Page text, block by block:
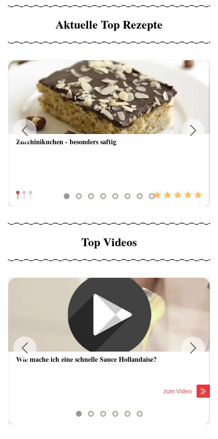
Aktuelle Top Rezepte
Zucchinikuchen - besonders saftig
Previous
Top Videos
Wie mache ich eine schnelle Sauce Hollandaise?
zum Video
Previous